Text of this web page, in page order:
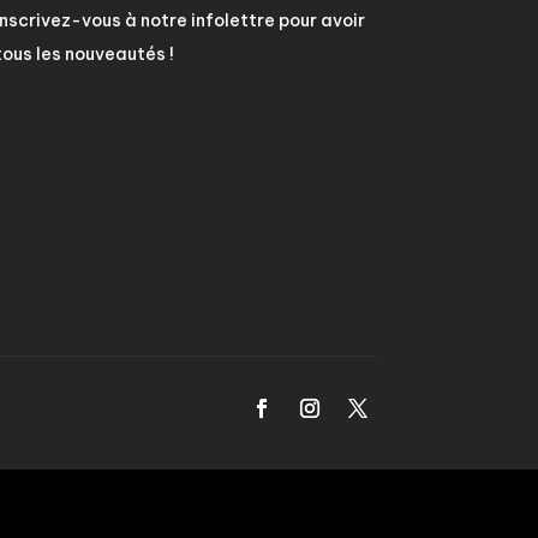
vous à notre infolettre pour avoir
les nouveautés !